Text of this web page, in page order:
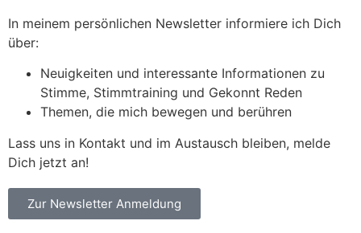
In meinem persönlichen Newsletter informiere ich Dich
über:
Neuigkeiten und interessante Informationen zu
Stimme, Stimmtraining und Gekonnt Reden
Themen, die mich bewegen und berühren
Lass uns in Kontakt und im Austausch bleiben, melde
Dich jetzt an!
Zur Newsletter Anmeldung